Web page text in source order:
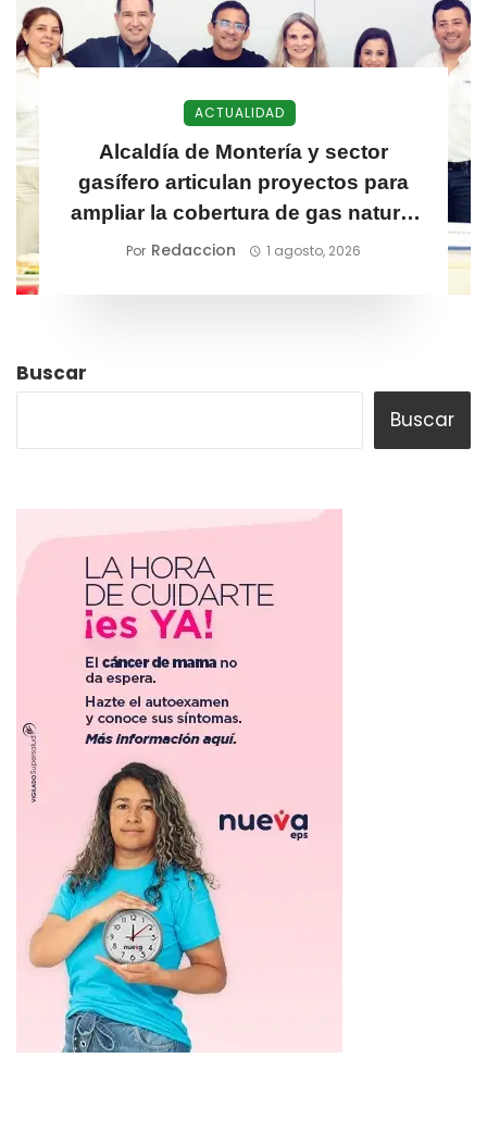
ACTUALIDAD
Alcaldía de Montería y sector
gasífero articulan proyectos para
ampliar la cobertura de gas natural
en la ciudad
Por Redaccion 1 agosto, 2026
Buscar
Buscar